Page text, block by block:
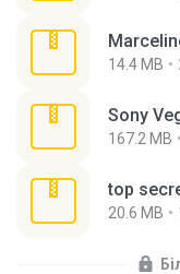
14.4 MB
Sony
167.2 MB
top
20.6 MB